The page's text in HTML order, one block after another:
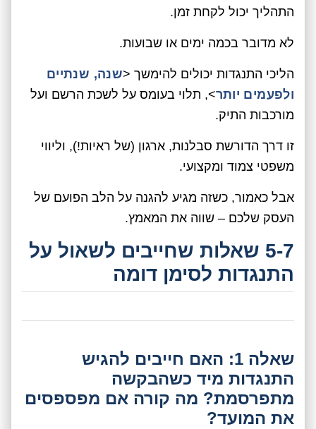
התהליך יכול לקחת זמן.
לא מדובר בכמה ימים או שבועות.
הליכי התנגדות יכולים להימשך <שנה, שנתיים
ולפעמים יותר>, תלוי בעומס על לשכת הרשם ועל
מורכבות התיק.
זו דרך הדורשת סבלנות, ארגון (של ראיות!), וליווי
משפטי צמוד ומקצועי.
אבל כאמור, כשזה מגיע להגנה על הלב הפועם של
העסק שלכם – שווה את המאמץ.
5-7 שאלות שחייבים לשאול על
התנגדות לסימן דומה
שאלה 1: האם חייבים להגיש
התנגדות מיד כשהבקשה
מתפרסמת? מה קורה אם מפספסים
את המועד?